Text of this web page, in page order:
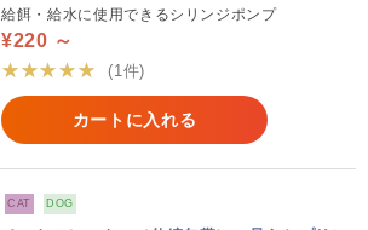
給餌・給水に使用できるシリンジポンプ
¥220 ～
★★★★★
(1件)
カートに入れる
CAT DOG